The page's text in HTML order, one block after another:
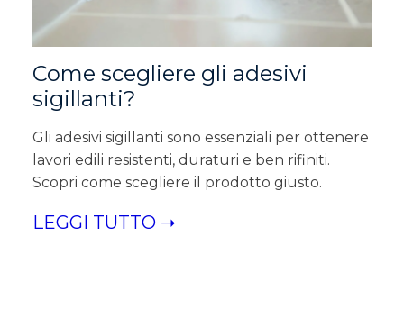
Come scegliere gli adesivi
sigillanti?
Gli adesivi sigillanti sono essenziali per ottenere
lavori edili resistenti, duraturi e ben rifiniti.
Scopri come scegliere il prodotto giusto.
LEGGI TUTTO ➝